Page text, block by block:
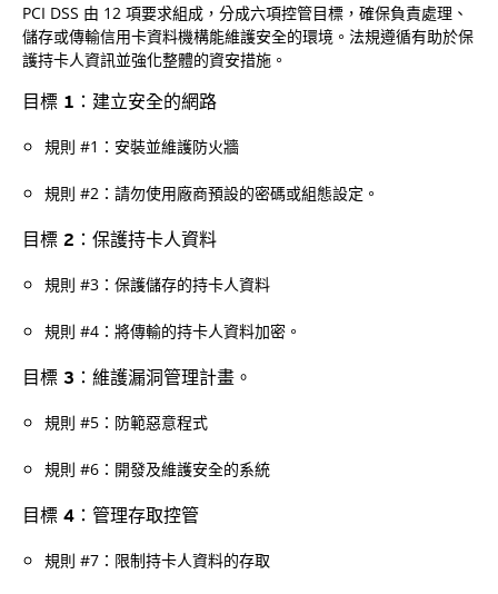
PCI DSS 由 12 項要求組成，分成六項控管目標，確保負責處理、
儲存或傳輸信用卡資料機構能維護安全的環境。法規遵循有助於保
護持卡人資訊並強化整體的資安措施。
目標 1：建立安全的網路
規則 #1：安裝並維護防火牆
規則 #2：請勿使用廠商預設的密碼或組態設定。
目標 2：保護持卡人資料
規則 #3：保護儲存的持卡人資料
規則 #4：將傳輸的持卡人資料加密。
目標 3：維護漏洞管理計畫。
規則 #5：防範惡意程式
規則 #6：開發及維護安全的系統
目標 4：管理存取控管
規則 #7：限制持卡人資料的存取